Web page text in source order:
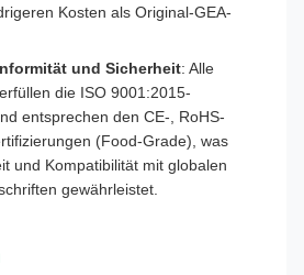
Kosten als Original-GEA-
und Sicherheit: Alle
die ISO 9001:2015-
entsprechen den CE-, RoHS-
(Food-Grade), was
und Kompatibilität mit globalen
gewährleistet.